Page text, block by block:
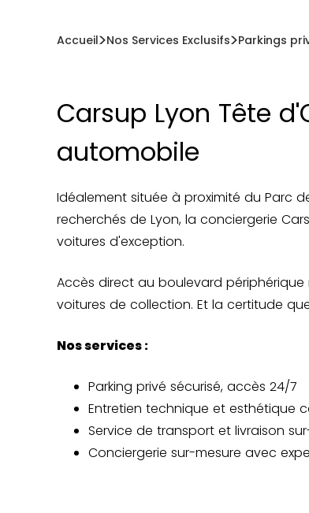
Accueil Nos Services Exclusifs Parkings
Carsup Lyon Tête
automobile
Idéalement située à proximité du Parc
recherchés de Lyon, la conciergerie
voitures d'exception.
Accès direct au boulevard périphérique
voitures de collection. Et la certitude
Nos services :
Parking privé sécurisé, accès 24/7
Entretien technique et esthétique
Service de transport et livraison
Conciergerie sur-mesure avec